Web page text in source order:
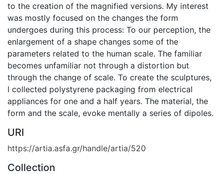
to the creation of the magnified versions. My interest
was mostly focused on the changes the form
undergoes during this process: To our perception, the
enlargement of a shape changes some of the
parameters related to the human scale. The familiar
becomes unfamiliar not through a distortion but
through the change of scale. To create the sculptures,
I collected polystyrene packaging from electrical
appliances for one and a half years. The material, the
form and the scale, evoke mentally a series of dipoles.
URI
https://artia.asfa.gr/handle/artia/520
Collection